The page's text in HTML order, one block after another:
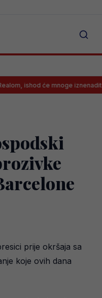
će mnoge iznenaditi?
prije okršaja sa
koje ovih dana